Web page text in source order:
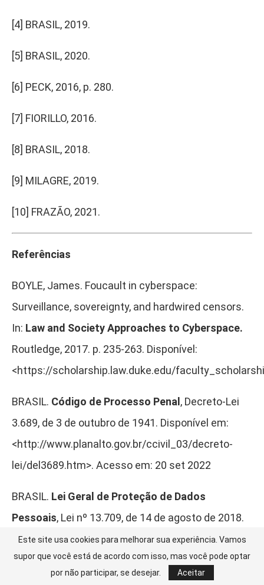
[4] BRASIL, 2019.
[5] BRASIL, 2020.
[6] PECK, 2016, p. 280.
[7] FIORILLO, 2016.
[8] BRASIL, 2018.
[9] MILAGRE, 2019.
[10] FRAZÃO, 2021.
Referências
BOYLE, James. Foucault in cyberspace:
Surveillance, sovereignty, and hardwired censors.
In: Law and Society Approaches to Cyberspace.
Routledge, 2017. p. 235-263. Disponível:
<https://scholarship.law.duke.edu/
BRASIL. Código de Processo Penal , Decreto-Lei
3.689, de 3 de outubro de 1941. Disponível em:
<http://www.planalto.gov.br/ccivil_03/decreto-
lei/del3689.htm>. Acesso em: 20 set 2022
BRASIL. Lei Geral de Proteção de Dados
Pessoais, Lei nº 13.709, de 14 de agosto de 2018.
Brasília, DF: Presidência da República, [2020].
Disponível em:
https://www.planalto.gov.br/ccivil_03/_ato2019-
Este site usa cookies para melhorar sua experiência. Vamos
supor que você está de acordo com isso, mas você pode optar
por não participar, se desejar.
Aceitar